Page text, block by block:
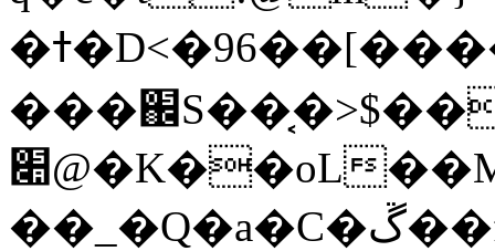
�ߙ�D<�96��[������o��؁~f�N��ka���Oj���tc�kͅ�El؜�_�IC�ru�¼1���}+�>��w���)�!U3$j����,�o�b
׊@�K��oL��M��ś�ve��Q��l��z�)�.d-
�
�_�Q�a�C�ڱ��